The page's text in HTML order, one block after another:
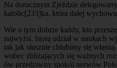
Na dorocznym Zjeździe
katolic[233]ka, która dalej
Wie o tym dobrze każdy, kto
najwyżsi, biorą udział w naukach
tak jak słusznie chlubimy się
wobec zbliżających się ważnych
ów przedziwny spokój nerwów